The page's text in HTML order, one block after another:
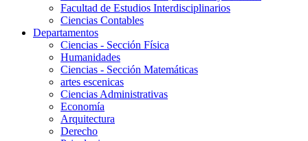
Facultad de Estudios Interdisciplinarios
Ciencias Contables
Departamentos
Ciencias - Sección Física
Humanidades
Ciencias - Sección Matemáticas
artes escenicas
Ciencias Administrativas
Economía
Arquitectura
Derecho